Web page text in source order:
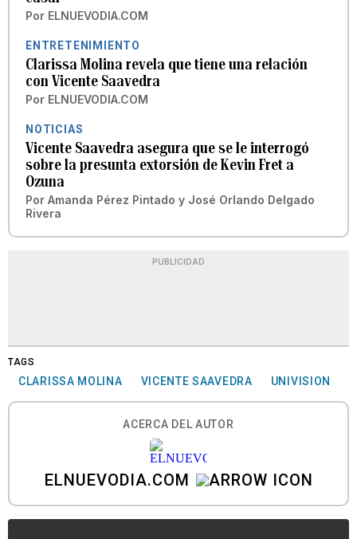
Por ELNUEVODIA.COM
ENTRETENIMIENTO
Clarissa Molina revela que tiene una relación
con Vicente Saavedra
Por ELNUEVODIA.COM
NOTICIAS
Vicente Saavedra asegura que se le interrogó
sobre la presunta extorsión de Kevin Fret a
Ozuna
Por Amanda Pérez Pintado y José Orlando Delgado
Rivera
PUBLICIDAD
TAGS
CLARISSA MOLINA VICENTE SAAVEDRA UNIVISION
ACERCA DEL AUTOR
ELNUEVODIA.COM